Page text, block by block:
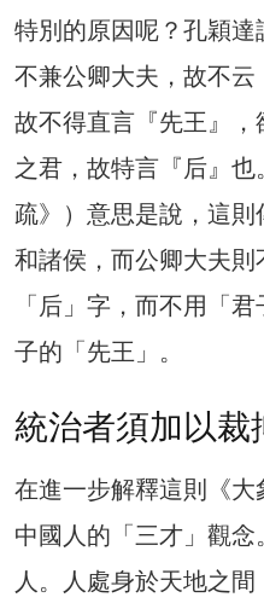
特別的原因呢？孔穎
不兼公卿大夫，故不云
故不得直言『先王』
之君，故特言『后』
疏》）意思是說，這
和諸侯，而公卿大夫
「后」字，而不用「
子的「先王」。
統治者須加以裁
在進一步解釋這則《
中國人的「三才」觀念
人。人處身於天地之